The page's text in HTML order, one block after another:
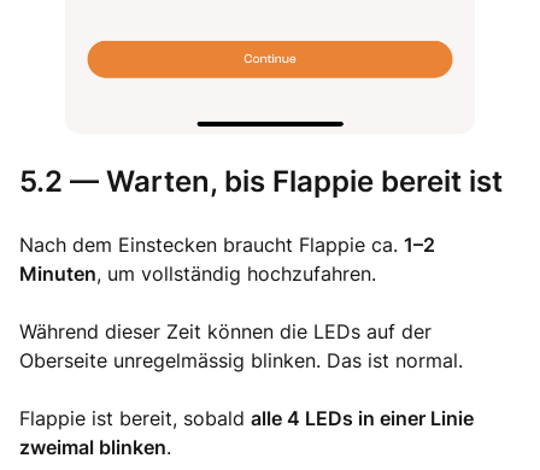
5.2 — Warten, bis Flappie bereit ist
Nach dem Einstecken braucht Flappie ca. 1–2
Minuten, um vollständig hochzufahren.
Während dieser Zeit können die LEDs auf der
Oberseite unregelmässig blinken. Das ist normal.
Flappie ist bereit, sobald alle 4 LEDs in einer Linie
zweimal blinken.